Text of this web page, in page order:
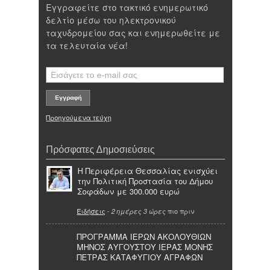
Εγγραφείτε στο τακτικό ενημερωτικό
δελτίο μέσω του ηλεκτρονικού
ταχυδρομείου σας και ενημερωθείτε με
τα τελευταία νέα!
Προηγούμενα τεύχη
Πρόσφατες Δημοσιεύσεις
Η Περιφέρεια Θεσσαλίας ενισχύει
την Πολιτική Προστασία του Δήμου
Σοφάδων με 300.000 ευρώ
Ειδήσεις - 2 ημέρες 3 ώρες πιο πριν
ΠΡΟΓΡΑΜΜΑ ΙΕΡΩΝ ΑΚΟΛΟΥΘΙΩΝ
ΜΗΝΟΣ ΑΥΓΟΥΣΤΟΥ ΙΕΡΑΣ ΜΟΝΗΣ
ΠΕΤΡΑΣ ΚΑΤΑΦΥΓΙΟΥ ΑΓΡΑΦΩΝ